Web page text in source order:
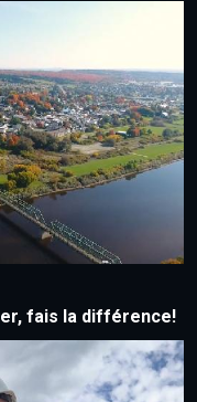
fais la différence!